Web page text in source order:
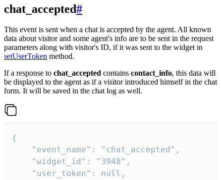
chat_accepted#
This event is sent when a chat is accepted by the agent. All known
data about visitor and some agent's info are to be sent in the request
parameters along with visitor's ID, if it was sent to the widget in
setUserToken method.
If a response to chat_accepted contains contact_info, this data will
be displayed to the agent as if a visitor introduced himself in the chat
form. It will be saved in the chat log as well.
{
    "event_name": "chat_accepted",
    "widget_id": "3948",
    "user_token": null,